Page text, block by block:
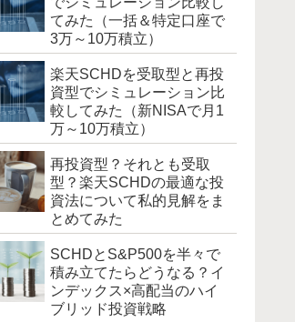
てみた（一括＆特定口座で
3万～10万積立）
楽天SCHDを受取型と再投
資型でシミュレーション比
較してみた（新NISAで月1
万～10万積立）
再投資型？それとも受取
型？楽天SCHDの最適な投
資法について私的見解をま
とめてみた
SCHDとS&P500を半々で
積み立てたらどうなる？イ
ンデックス×高配当のハイ
ブリッド投資戦略